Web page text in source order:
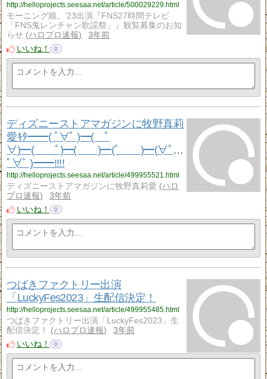
http://helloprojects.seesaa.net/article/500029229.html
モーニング娘。’23出演『FNS27時間テレビ
「FNS鬼レンチャン歌謡祭」』観覧募集のお知
らせ
ハロプロ速報
3年前
いいね！
0
ディズニーストアマガジンに牧野真莉
愛ｷﾀ━━( ﾟ∀ﾟ )━( ﾟ
∀)━( ﾟ)━( )━(ﾟ )━(∀ﾟ )━(
ﾟ∀ﾟ )━━!!!!
http://helloprojects.seesaa.net/article/499955521.html
ディズニーストアマガジンに牧野真莉愛
ハロ
プロ速報
3年前
いいね！
0
つばきファクトリー出演
「LuckyFes2023」生配信決定！
http://helloprojects.seesaa.net/article/499955485.html
つばきファクトリー出演「LuckyFes2023」生
配信決定！
ハロプロ速報
3年前
いいね！
0